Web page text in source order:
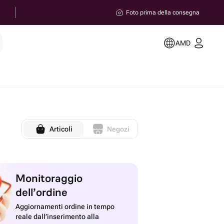
Foto prima della consegna
AMD
Articoli Negozi
Monitoraggio
dell’ordine
Aggiornamenti ordine in tempo
reale dall’inserimento alla